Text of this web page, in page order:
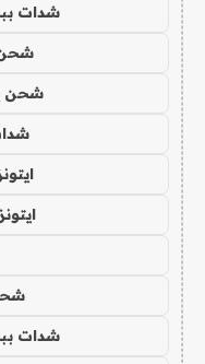
شدات
شحن
شحن
شدات